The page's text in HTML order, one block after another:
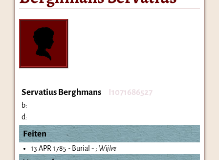
Servatius Berghmans I1071686527
b:
d:
Feiten
13 APR 1785 - Burial - ; Wijlre